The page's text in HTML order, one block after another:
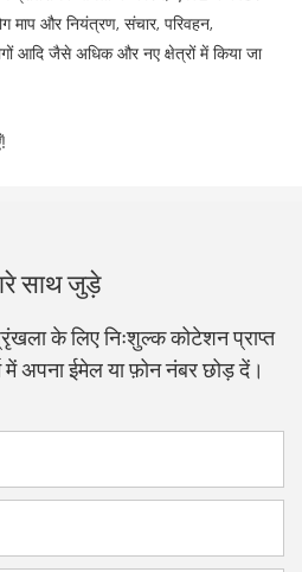
और नियंत्रण, संचार, परिवहन,
आदि जैसे अधिक और नए क्षेत्रों में किया जा
साथ जुड़े
के लिए निःशुल्क कोटेशन प्राप्त
अपना ईमेल या फ़ोन नंबर छोड़ दें।